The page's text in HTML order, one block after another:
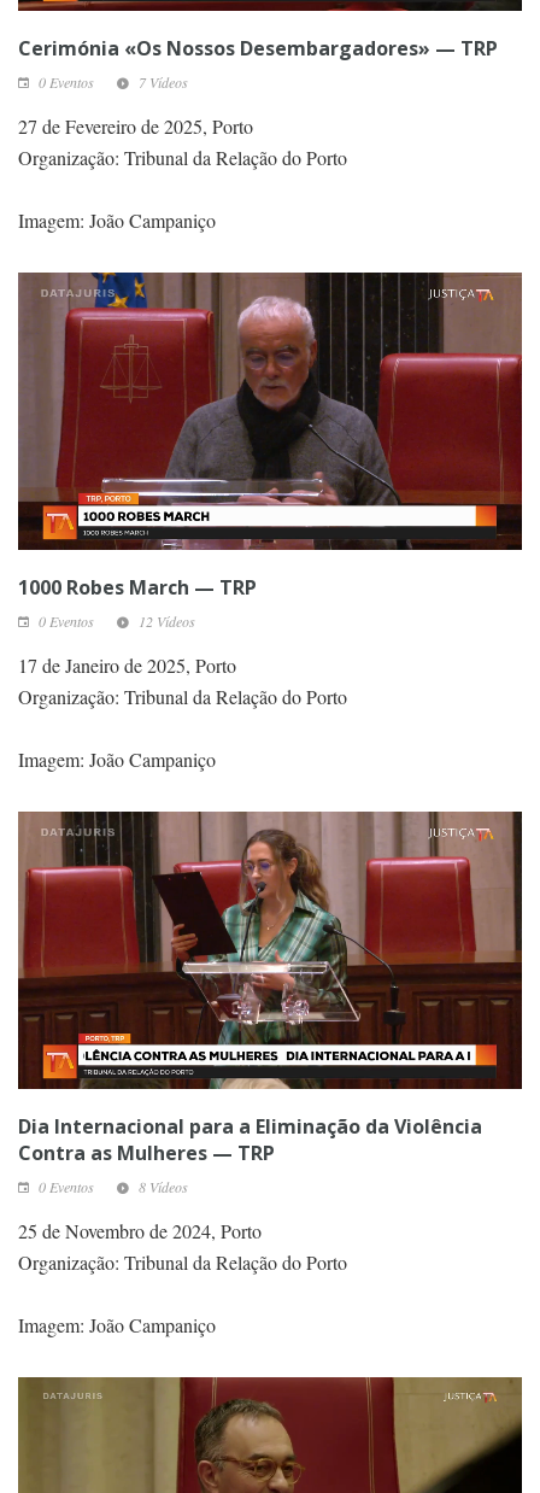
Cerimónia «Os Nossos Desembargadores» — TRP
0 Eventos 7 Vídeos
27 de Fevereiro de 2025, Porto
Organização: Tribunal da Relação do Porto
Imagem: João Campaniço
1000 Robes March — TRP
0 Eventos 12 Vídeos
17 de Janeiro de 2025, Porto
Organização: Tribunal da Relação do Porto
Imagem: João Campaniço
Dia Internacional para a Eliminação da Violência
Contra as Mulheres — TRP
0 Eventos 8 Vídeos
25 de Novembro de 2024, Porto
Organização: Tribunal da Relação do Porto
Imagem: João Campaniço